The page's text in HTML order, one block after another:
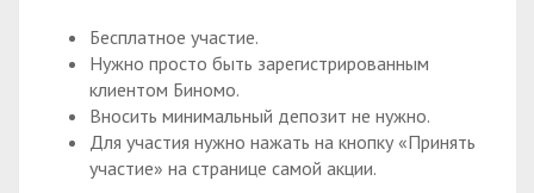
Бесплатное участие.
Нужно просто быть зарегистрированным
клиентом Биномо.
Вносить минимальный депозит не нужно.
Для участия нужно нажать на кнопку «Принять
участие» на странице самой акции.